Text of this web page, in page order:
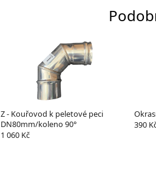
Z - Kouřovod k peletové peci
DN80mm/koleno 90°
1 060 Kč
390